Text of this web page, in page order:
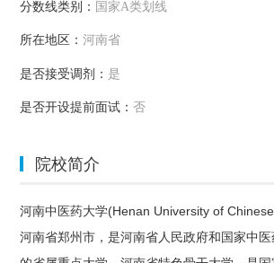
分数线类别： 国家A类划线
所在地区：河南省
是否接受调剂： 是
是否开设提前面试：否
院校简介
河南中医药大学(Henan University of
河南省郑州市，是河南省人民政府和国家中